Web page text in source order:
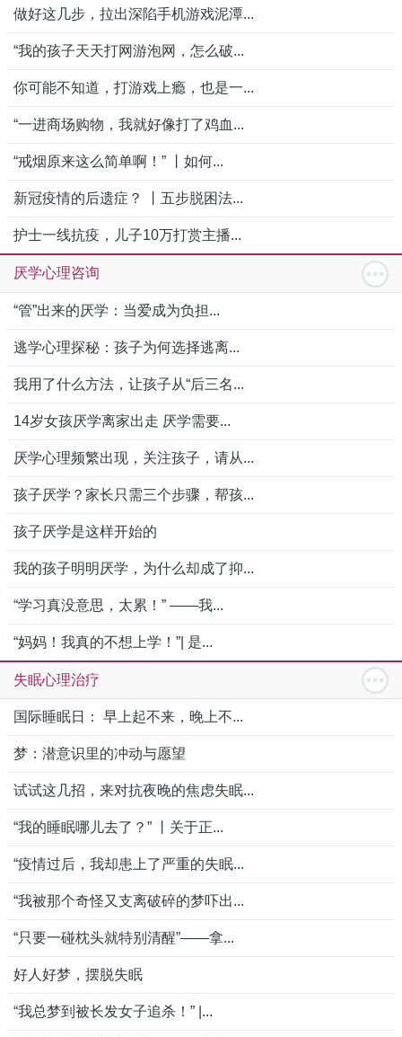
做好这几步，拉出深陷手机游戏泥潭...
“我的孩子天天打网游泡网，怎么破...
你可能不知道，打游戏上瘾，也是一...
“一进商场购物，我就好像打了鸡血...
“戒烟原来这么简单啊！” 丨如何...
新冠疫情的后遗症？ 丨五步脱困法...
护士一线抗疫，儿子10万打赏主播...
厌学心理咨询
“管”出来的厌学：当爱成为负担...
逃学心理探秘：孩子为何选择逃离...
我用了什么方法，让孩子从“后三名...
14岁女孩厌学离家出走 厌学需要...
厌学心理频繁出现，关注孩子，请从...
孩子厌学？家长只需三个步骤，帮孩...
孩子厌学是这样开始的
我的孩子明明厌学，为什么却成了抑...
“学习真没意思，太累！” ——我...
“妈妈！我真的不想上学！”| 是...
失眠心理治疗
国际睡眠日： 早上起不来，晚上不...
梦：潜意识里的冲动与愿望
试试这几招，来对抗夜晚的焦虑失眠...
“我的睡眠哪儿去了？” 丨关于正...
“疫情过后，我却患上了严重的失眠...
“我被那个奇怪又支离破碎的梦吓出...
“只要一碰枕头就特别清醒”——拿...
好人好梦，摆脱失眠
“我总梦到被长发女子追杀！” |...